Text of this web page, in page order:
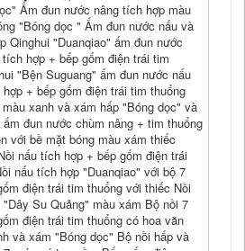
Ấm đun nước nâng tích hợp màu
"Bóng dọc " Ấm đun nước nấu và
Qinghui "Duanqiao" ấm đun nước
hợp + bếp gốm điện trái tim
"Bện Suguang" ấm đun nước nấu
+ bếp gốm điện trái tim thuổng
xanh và xám hấp "Bóng dọc" và
đun nước chùm nâng + tim thuổng
với bề mặt bóng màu xám thiếc
nấu tích hợp + bếp gốm điện trái
nấu tích hợp "Duanqiao" với bộ 7
điện trái tim thuổng với thiếc Nồi
Su Quảng" màu xám Bộ nồi 7
điện trái tim thuổng có hoa văn
và xám "Bóng dọc" Bộ nồi hấp và